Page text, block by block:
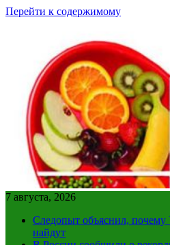
Перейти к содержимому
7 августа, 2026
Следопыт объяснил, почему
найдут